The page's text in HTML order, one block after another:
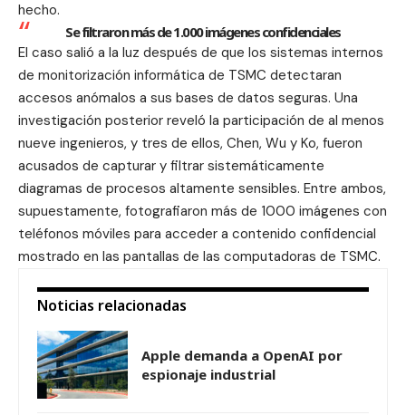
hecho.
Se filtraron más de 1.000 imágenes confidenciales
El caso salió a la luz después de que los sistemas internos
de monitorización informática de TSMC detectaran
accesos anómalos a sus bases de datos seguras. Una
investigación posterior reveló la participación de al menos
nueve ingenieros, y tres de ellos, Chen, Wu y Ko, fueron
acusados de capturar y filtrar sistemáticamente
diagramas de procesos altamente sensibles. Entre ambos,
supuestamente, fotografiaron más de 1000 imágenes con
teléfonos móviles para acceder a contenido confidencial
mostrado en las pantallas de las computadoras de TSMC.
Noticias relacionadas
Apple demanda a OpenAI por
espionaje industrial